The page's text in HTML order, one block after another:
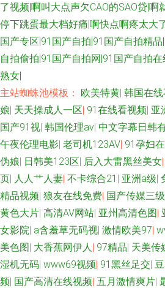
剧场 黄色网址链接 91涩涩网站 福利姬AV导
总站 豆花午夜 欧美性爱综合楼 美女91小网
久久草爱 国产福利导航大全 91超碰社区 亚洲
品不卡视屏 国产喷水自拍 国产探花第一页
载 国产精品一
了视频|啊叫大点声欠CAO的SAO贷|
停下跳蛋最大档好痛|啊快点啊疼太大
国产专区|91国产自拍|91国产自拍精
自拍偷拍|91国产自拍网|91国产自拍
熟女|
主站蜘蛛池模板： 欧美特黄| 韩国在
娘| 天天操成人一区| 91在线看视频| 亚
国产91视| 韩国伦理av| 中文字幕日韩
午夜伦理电影| 老司机123AV| 91孕妇
伪娘| 日韩美123区| 后入大雷黑丝美女|
页| 人人艹人妻| 不卡综合21 | 亚洲a级|
精品视频| 狼友在线免费| 国产传媒三
黄色大片| 高清AV网站| 亚州高清色图|
女影院| a含羞草无码视| 激情欧美97|
美色图| 大香蕉网伊人| 97精品| 天美传
湿机无码| www69视频| 91黑丝足交|
频| 国产高清在线视频| 五月激情爽片|